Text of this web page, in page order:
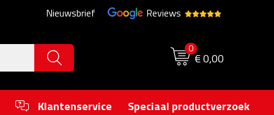
Nieuwsbrief Reviews
0
€ 0,00
Klantenservice Speciaal productverzoek